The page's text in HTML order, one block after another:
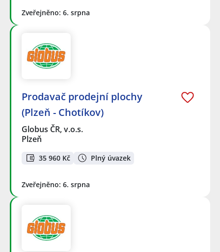
Zveřejněno: 6. srpna
Prodavač prodejní plochy
(Plzeň - Chotíkov)
Globus ČR, v.o.s.
Plzeň
35 960 Kč Plný úvazek
Zveřejněno: 6. srpna